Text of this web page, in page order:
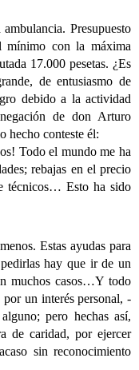
Presupuesto
mínimo con la máxima
17.000 pesetas. ¿Es
de entusiasmo de
debido a la actividad
de don Arturo
hecho conteste él:
el mundo me ha
rebajas en el precio
técnicos… Esto ha sido
Estas ayudas para
hay que ir de un
muchos casos…Y todo
por un interés personal, -
pero hechas así,
de caridad, por ejercer
sin reconocimiento